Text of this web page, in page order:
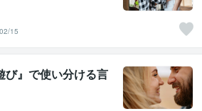
15
び』で使い分ける言